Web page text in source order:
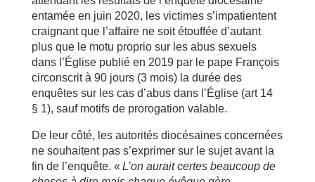
entamée en juin 2020, les victimes s’impatientent
craignant que l’affaire ne soit étouffée d’autant
plus que le motu proprio sur les abus sexuels
dans l’Église publié en 2019 par le pape François
circonscrit à 90 jours (3 mois) la durée des
enquêtes sur les cas d’abus dans l’Église (art 14
§ 1), sauf motifs de prorogation valable.
De leur côté, les autorités diocésaines concernées
ne souhaitent pas s’exprimer sur le sujet avant la
fin de l’enquête. « L’on aurait certes beaucoup de